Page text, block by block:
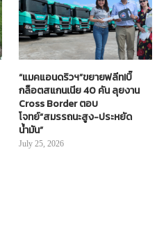
“แมคแอนดริวฯ”ขยายฟลีท!บิ๊
กล็อตสแกนเนีย 40 คัน ลุยงาน
Cross Border ตอบ
โจทย์“สมรรถนะสูง-ประหยัด
น้ำมัน”
July 25, 2026